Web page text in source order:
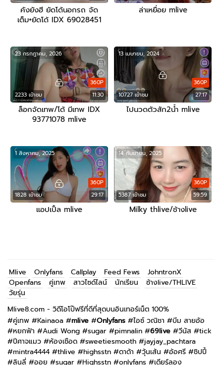
คังยังฮี ยัดโด้นอกรถ จัด
เต็ม+ยัดโด้ IDX 69028451
ล่าเหยื่อย mlive
2233 เข้าชม 11:30
360P
23 กรกฎาคม, 2026
ล็อกจัดเทพ/โด้ มีเทพ IDX
93771078 mlive
10727 เข้าชม 27:17
360P
13 เมษายน, 2024
ไปนวดตัวสัก2น้ำ mlive
1828 เข้าชม 29:17
360P
1 สิงหาคม, 2025
แอปเปิ้ล mlive
5387 เข้าชม 59:59
360P
14 กันยายน, 2025
Milky thlive/ช้างlive
Mlive Onlyfans Callplay Feed Fews
JohntronX
Openfans
คู่เทพ สาวไซด์ไลน์ นักเรียน
ช้างlive/THLIVE
วัยรุ่น
Mlive8.com - วิดีโอโป๊ฟรีที่ดีที่สุดบนอินเทอร์เน็ต 100%
#คู่เทพ #Kainaoa #mlive #Onlyfans #ไอซ์ วณิชา #บีม สายอ้อ
#หยกฟ้า #Audi Wong #sugar #pimnalin #69live #วีนัส #tick
#ปีศาจแมว #ห้องเชือด #sweetiesmooth #jayjay_pachtara
#mintra4444 #thlive #highsstn #ดาด้า #วุ้นเส้น #อ้อศรี #ชิปปี้
#ลินลี่ #ออย #sugar #Highsstn #onlyfans #เดียร์ลอง